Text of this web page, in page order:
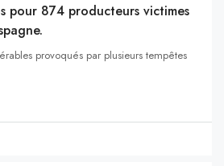
pour 874 producteurs victimes
provoqués par plusieurs tempêtes